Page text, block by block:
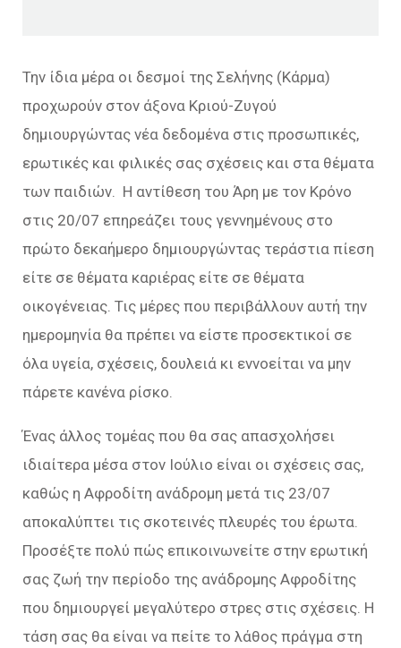
Την ίδια μέρα οι δεσμοί της Σελήνης (Κάρμα)
προχωρούν στον άξονα Κριού-Ζυγού
δημιουργώντας νέα δεδομένα στις προσωπικές,
ερωτικές και φιλικές σας σχέσεις και στα θέματα
των παιδιών. Η αντίθεση του Άρη με τον Κρόνο
στις 20/07 επηρεάζει τους γεννημένους στο
πρώτο δεκαήμερο δημιουργώντας τεράστια πίεση
είτε σε θέματα καριέρας είτε σε θέματα
οικογένειας. Τις μέρες που περιβάλλουν αυτή την
ημερομηνία θα πρέπει να είστε προσεκτικοί σε
όλα υγεία, σχέσεις, δουλειά κι εννοείται να μην
πάρετε κανένα ρίσκο.
Ένας άλλος τομέας που θα σας απασχολήσει
ιδιαίτερα μέσα στον Ιούλιο είναι οι σχέσεις σας,
καθώς η Αφροδίτη ανάδρομη μετά τις 23/07
αποκαλύπτει τις σκοτεινές πλευρές του έρωτα.
Προσέξτε πολύ πώς επικοινωνείτε στην ερωτική
σας ζωή την περίοδο της ανάδρομης Αφροδίτης
που δημιουργεί μεγαλύτερο στρες στις σχέσεις. Η
τάση σας θα είναι να πείτε το λάθος πράγμα στη